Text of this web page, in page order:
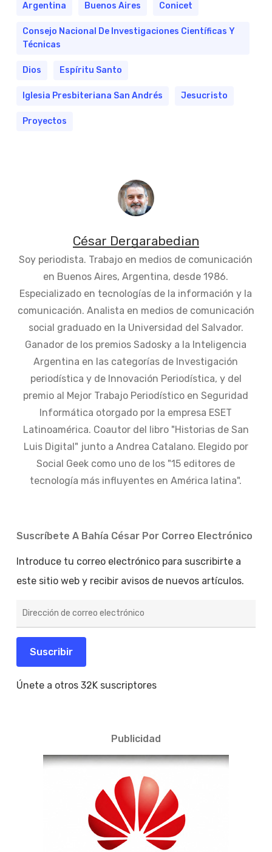
Argentina Buenos Aires Conicet
Consejo Nacional De Investigaciones Científicas Y
Técnicas
Dios Espíritu Santo
Iglesia Presbiteriana San Andrés Jesucristo
Proyectos
César Dergarabedian
Soy periodista. Trabajo en medios de comunicación
en Buenos Aires, Argentina, desde 1986.
Especializado en tecnologías de la información y la
comunicación. Analista en medios de comunicación
social graduado en la Universidad del Salvador.
Ganador de los premios Sadosky a la Inteligencia
Argentina en las categorías de Investigación
periodística y de Innovación Periodística, y del
premio al Mejor Trabajo Periodístico en Seguridad
Informática otorgado por la empresa ESET
Latinoamérica. Coautor del libro "Historias de San
Luis Digital" junto a Andrea Catalano. Elegido por
Social Geek como uno de los "15 editores de
tecnología más influyentes en América latina".
Suscríbete A Bahía César Por Correo Electrónico
Introduce tu correo electrónico para suscribirte a
este sitio web y recibir avisos de nuevos artículos.
de
electrónico
Suscribir
Únete a otros 32K suscriptores
Publicidad